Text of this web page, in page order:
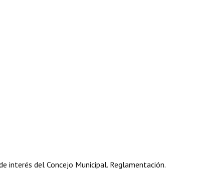
interés del Concejo Municipal. Reglamentación.